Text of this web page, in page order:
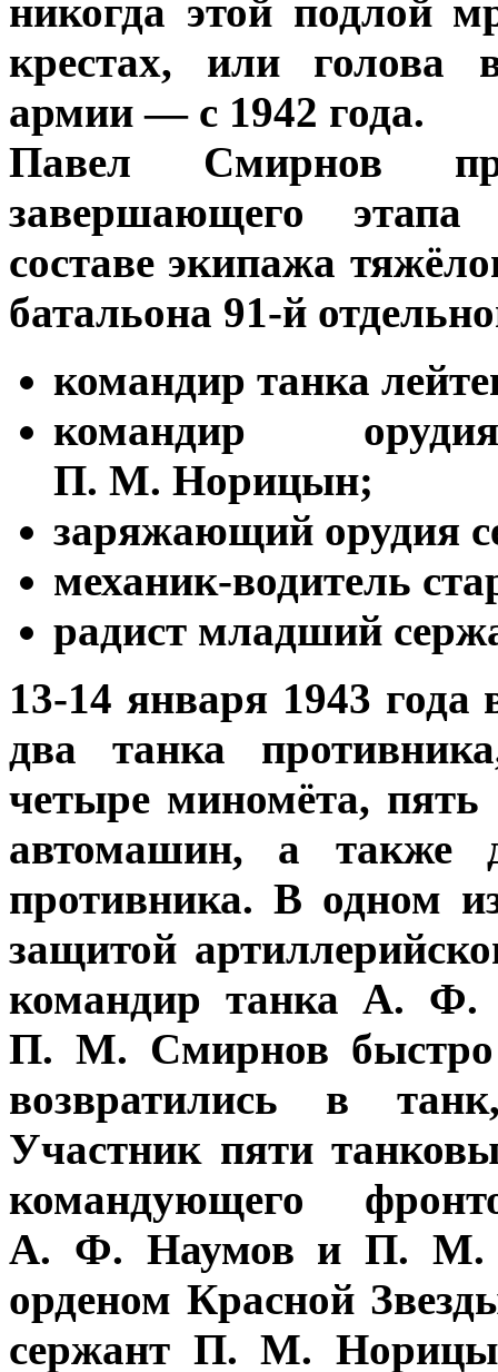
никогда этой подлой
крестах, или голова
армии — с 1942 года.
Павел Смирнов
завершающего
составе экипажа
батальона 91-й
командир танка
командир
П. М. Норицын;
заряжающий орудия
механик-водитель
радист младший
13-14 января 1943
два танка
четыре миномёта, пять
автомашин, а также
противника. В одном
защитой
командир танка А. Ф.
П. М. Смирнов быстро
возвратились в
Участник пяти
командующего
А. Ф. Наумов и П. М.
орденом Красной
сержант П. М.